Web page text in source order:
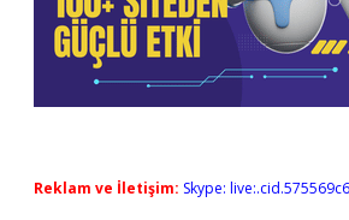
Reklam ve İletişim: Skype: